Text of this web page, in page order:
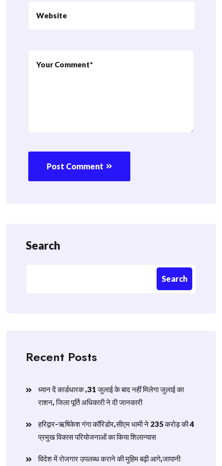
Post Comment
Search
Search
Recent Posts
ध्यान दें कार्डधारक ,31 जुलाई के बाद नहीं मिलेगा जुलाई का
राशन, जिला पूर्ति अधिकारी ने दी जानकारी
हरिद्वार-ऋषिकेश गंगा कॉरिडोर,सीएम धामी ने 235 करोड़ की 4
प्रमुख विकास परियोजनाओं का किया शिलान्यास
विदेश में रोजगार उपलब्ध कराने की मुहिम बढ़ी आगे,जापानी